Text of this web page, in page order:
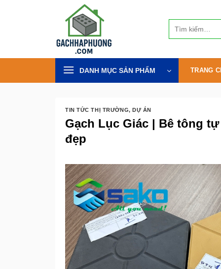
DANH MỤC SẢN PHẨM TRANG
TIN TỨC THỊ TRƯỜNG,DỰ ÁN
Gạch Lục Giác | Bê tông
đẹp